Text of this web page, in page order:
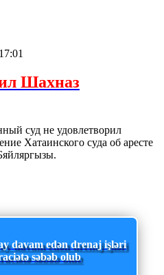
Шахназ
суд не удовлетворил
Хатаинского суда об аресте
davam edən drenaj işləri
səbəb olub